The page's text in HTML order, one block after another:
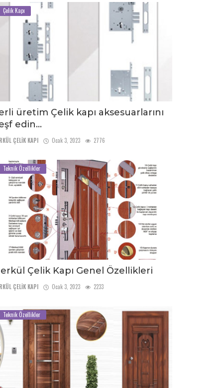
Çelik Kapı
üretim Çelik kapı aksesuarlarını
edin...
ÇELİK KAPI Ocak 3, 2023 2776
Teknik Özellikler
Çelik Kapı Genel Özellikleri
ÇELİK KAPI Ocak 3, 2023 2233
Teknik Özellikler